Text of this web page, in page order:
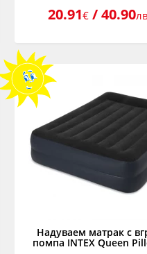
20.91€ / 40.90
Надуваем матрак с
помпа INTEX Queen